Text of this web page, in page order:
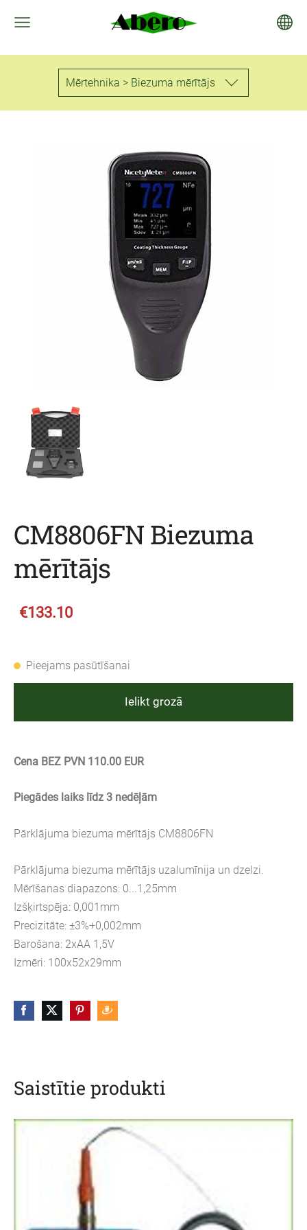
Mērtehnika > Biezuma mērītājs
CM8806FN Biezuma
mērītājs
€133.10
Pieejams pasūtīšanai
Ielikt grozā
Cena BEZ PVN 110.00 EUR
Piegādes laiks līdz 3 nedēļām
Pārklājuma biezuma mērītājs CM8806FN
Pārklājuma biezuma mērītājs uzalumīnija un dzelzi.
Mērīšanas diapazons: 0...1,25mm
Izšķirtspēja: 0,001mm
Precizitāte: ±3%+0,002mm
Barošana: 2xAA 1,5V
Izmēri: 100x52x29mm
Saistītie produkti